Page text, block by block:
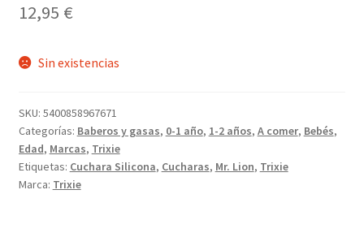
12,95 €
Sin existencias
SKU: 5400858967671
Categorías: Baberos y gasas, 0-1 año, 1-2 años, A comer, Bebés,
Edad, Marcas, Trixie
Etiquetas: Cuchara Silicona, Cucharas, Mr. Lion, Trixie
Marca: Trixie